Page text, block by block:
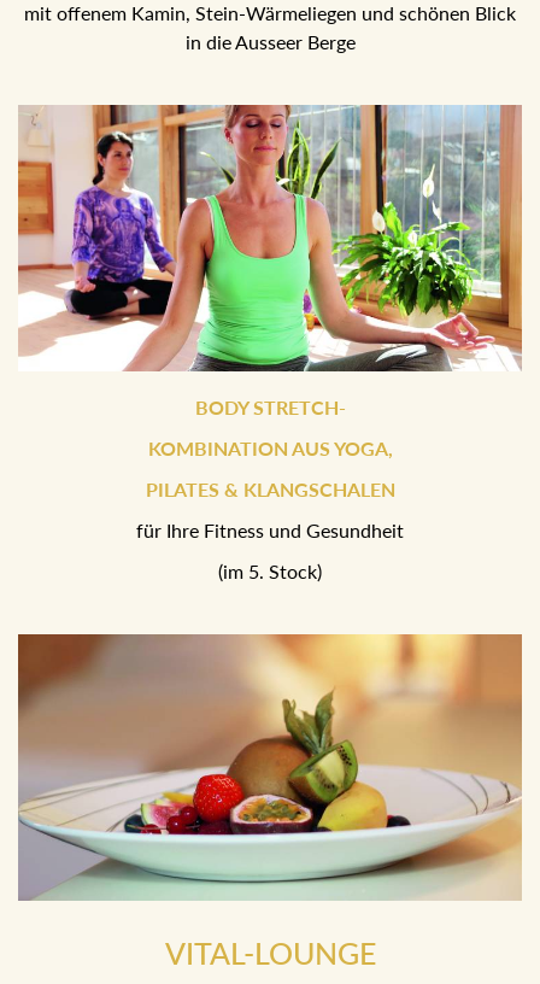
mit offenem Kamin, Stein-Wärmeliegen und schönen Blick
in die Ausseer Berge
BODY STRETCH-
KOMBINATION AUS YOGA,
PILATES & KLANGSCHALEN
für Ihre Fitness und Gesundheit
(im 5. Stock)
VITAL-LOUNGE